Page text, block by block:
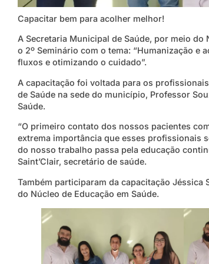
Capacitar bem para acolher melhor!
A Secretaria Municipal de Saúde, por meio do
o 2º Seminário com o tema: “Humanização e
fluxos e otimizando o cuidado”.
A capacitação foi voltada para os
de Saúde na sede do município, Professor
Saúde.
“O primeiro contato dos nossos pacientes
extrema importância que esses profissionais
do nosso trabalho passa pela educação
Saint’Clair, secretário de saúde.
Também participaram da capacitação Jéssica
do Núcleo de Educação em Saúde.